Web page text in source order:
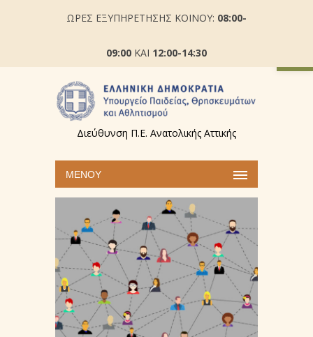
ΩΡΕΣ ΕΞΥΠΗΡΕΤΗΣΗΣ ΚΟΙΝΟΥ: 08:00-
09:00 ΚΑΙ 12:00-14:30
Διεύθυνση Π.Ε. Ανατολικής Αττικής
ΜΕΝΟΎ